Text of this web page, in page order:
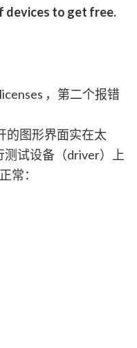
devices to get free.
，第二个报错
的图形界面实在太
试设备（driver）上
常：